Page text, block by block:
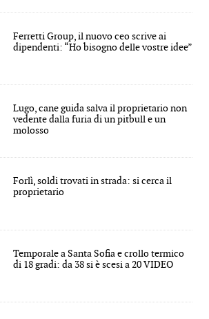
Ferretti Group, il nuovo ceo scrive ai
dipendenti: “Ho bisogno delle vostre idee”
Lugo, cane guida salva il proprietario non
vedente dalla furia di un pitbull e un
molosso
Forlì, soldi trovati in strada: si cerca il
proprietario
Temporale a Santa Sofia e crollo termico
di 18 gradi: da 38 si è scesi a 20 VIDEO